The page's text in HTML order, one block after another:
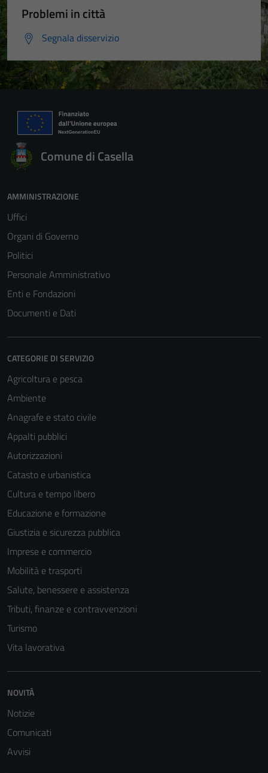
Problemi in città
Segnala disservizio
Comune di Casella
AMMINISTRAZIONE
Uffici
Organi di Governo
Politici
Personale Amministrativo
Enti e Fondazioni
Documenti e Dati
CATEGORIE DI SERVIZIO
Agricoltura e pesca
Ambiente
Anagrafe e stato civile
Appalti pubblici
Autorizzazioni
Catasto e urbanistica
Cultura e tempo libero
Educazione e formazione
Giustizia e sicurezza pubblica
Imprese e commercio
Mobilità e trasporti
Salute, benessere e assistenza
Tributi, finanze e contravvenzioni
Turismo
Vita lavorativa
NOVITÀ
Notizie
Comunicati
Avvisi